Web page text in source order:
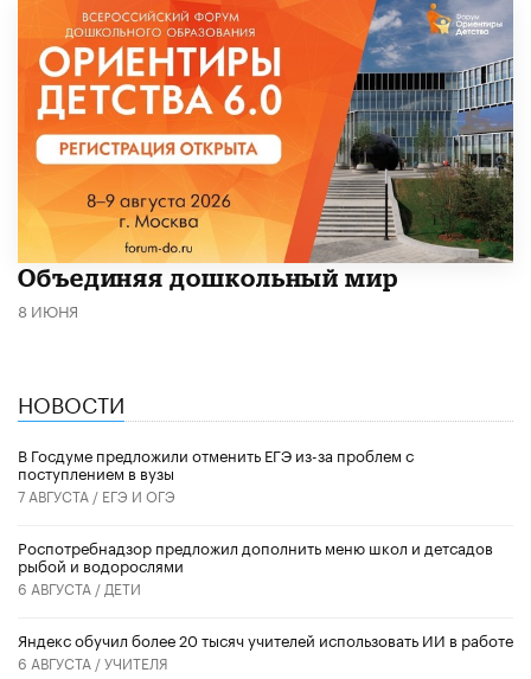
​Объединяя дошкольный мир
8 ИЮНЯ
НОВОСТИ
В Госдуме предложили отменить ЕГЭ из-за проблем с
поступлением в вузы
7 АВГУСТА / ЕГЭ И ОГЭ
Роспотребнадзор предложил дополнить меню школ и детсадов
рыбой и водорослями
6 АВГУСТА / ДЕТИ
​Яндекс обучил более 20 тысяч учителей использовать ИИ в работе
6 АВГУСТА /УЧИТЕЛЯ